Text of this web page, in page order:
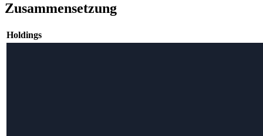
Zusammensetzung
Holdings